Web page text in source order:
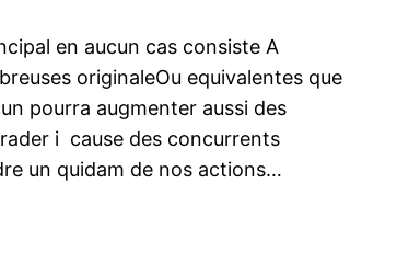
en aucun cas consiste A
originaleOu equivalentes que
pourra augmenter aussi des
i cause des concurrents
un quidam de nos actions…